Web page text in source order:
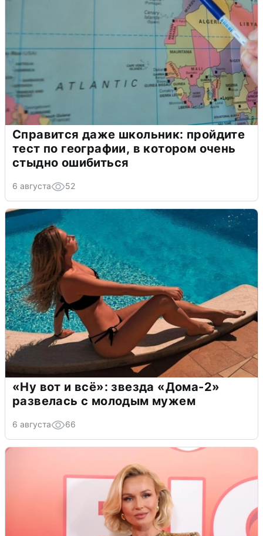
Справится даже школьник: пройдите
тест по географии, в котором очень
стыдно ошибиться
6 августа 52
«Ну вот и всё»: звезда «Дома-2»
развелась с молодым мужем
6 августа 66